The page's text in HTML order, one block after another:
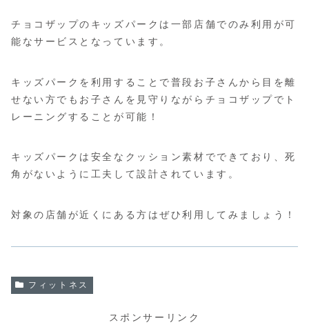
チョコザップのキッズパークは一部店舗でのみ利用が可
能なサービスとなっています。
キッズパークを利用することで普段お子さんから目を離
せない方でもお子さんを見守りながらチョコザップでト
レーニングすることが可能！
キッズパークは安全なクッション素材でできており、死
角がないように工夫して設計されています。
対象の店舗が近くにある方はぜひ利用してみましょう！
フィットネス
スポンサーリンク